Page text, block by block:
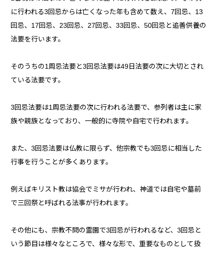
に行われる3回忌からは亡くなった年も含めて数え、7回忌、13
回忌、17回忌、23回忌、27回忌、33回忌、50回忌と追善供養の
法要を行います。
そのうちの1周忌法要と3回忌法要は49日法要の次に大切とされ
ている法要です。
3回忌法要は1周忌法要の次に行われる法要で、参列者は主に家
族や親族となっており、一般的に寺院や自宅で行われます。
また、3回忌法要は仏教に限らず、他宗教でも3回忌に相当した
行事を行うことが多くあります。
例えばキリスト教は協会でミサが行われ、神道では自宅や墓前
で三回祭と呼ばれる法事が行われます。
その他にも、宗教不問の霊園で3回忌が行われるなど、3回忌と
いう節目は様々なところで、様々な形で、重要なものとして扱